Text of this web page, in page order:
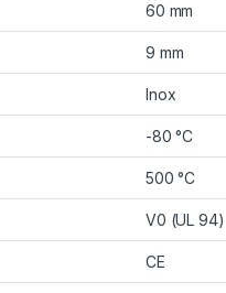
60 mm
9 mm
Inox
-80 °C
500 °C
V0 (UL 94)
CE